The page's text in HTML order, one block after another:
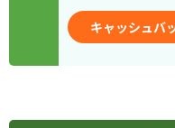
キャッシュバ